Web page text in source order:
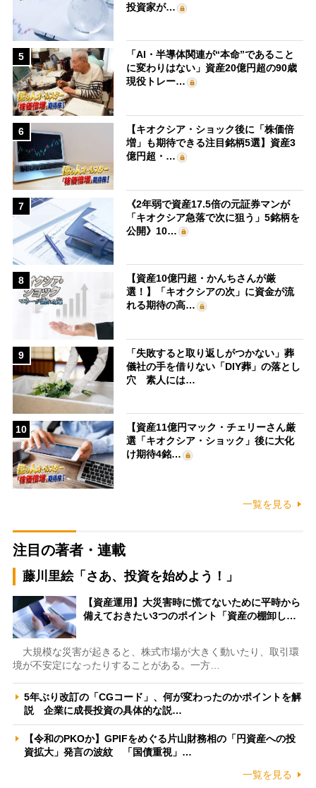
投資家が…
5
「AI・半導体関連が“本命”であること
に変わりはない」資産20億円超の90歳
現役トレー…
6
【キオクシア・ショック後に「株価倍
増」も期待できる注目銘柄5選】資産3
億円超・…
7
《2年弱で資産17.5倍の元証券マンが
「キオクシア急落で次に狙う」5銘柄を
公開》10…
8
【資産10億円超・かんちさんが厳
選！】「キオクシアの次」に資金が流
れる期待の高…
9
「失敗すると取り返しがつかない」葬
儀社の手を借りない「DIY葬」の落とし
穴 素人には…
10
【資産11億円マック・チェリーさん厳
選「キオクシア・ショック」後に大化
け期待4銘…
一覧を見る
注目の著者・連載
藤川里絵「さあ、投資を始めよう！」
【資産運用】大災害時に慌てないために平時から
備えておきたい3つのポイント「資産の棚卸し…
大規模な災害が起きると、株式市場が大きく動いたり、取引環
境が不安定になったりすることがある。一方…
5年ぶり改訂の「CGコード」、何が変わったのかポイントを解
説 企業に成長投資の具体的な説…
【令和のPKOか】GPIFをめぐる片山財務相の「円資産への投
資拡大」発言の波紋 「国債重視」…
一覧を見る